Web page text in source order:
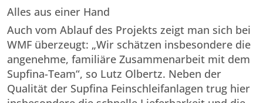
Alles aus einer Hand
Auch vom Ablauf des Projekts zeigt man sich bei
WMF überzeugt: „Wir schätzen insbesondere die
angenehme, familiäre Zusammenarbeit mit dem
Supfina-Team“, so Lutz Olbertz. Neben der
Qualität der Supfina Feinschleifanlagen trug hier